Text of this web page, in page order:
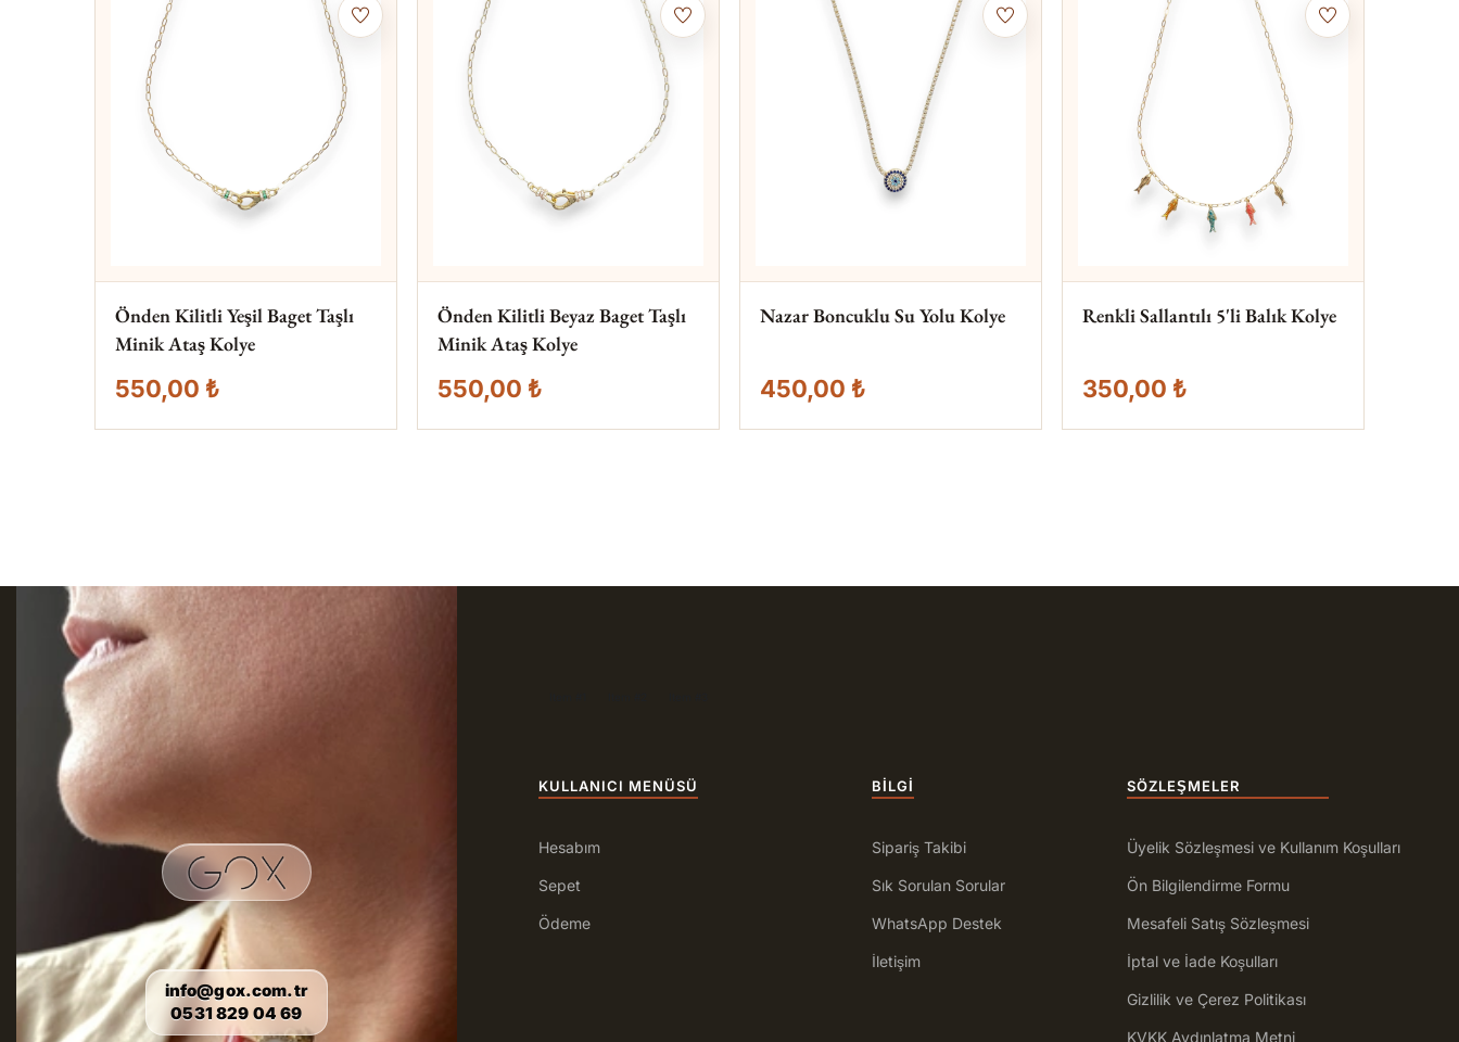
Önden Kilitli Yeşil Baget Taşlı
Minik Ataş Kolye
550,00 ₺
Önden Kilitli Beyaz Baget Taşlı
Minik Ataş Kolye
550,00 ₺
Nazar Boncuklu Su Yolu Kolye
450,00 ₺
Renkli Sallantılı 5'li Balık Kolye
350,00 ₺
info@gox.com.tr
0531 829 04 69
KULLANICI MENÜSÜ
Hesabım
Sepet
Ödeme
BILGI
Sipariş Takibi
Sık Sorulan Sorular
WhatsApp Destek
İletişim
SÖZLEŞMELER
Üyelik Sözleşmesi ve Kullanım Koşulları
Ön Bilgilendirme Formu
Mesafeli Satış Sözleşmesi
İptal ve İade Koşulları
Gizlilik ve Çerez Politikası
KVKK Aydınlatma Metni